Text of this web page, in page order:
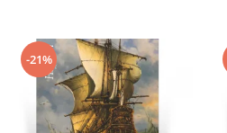
-21%